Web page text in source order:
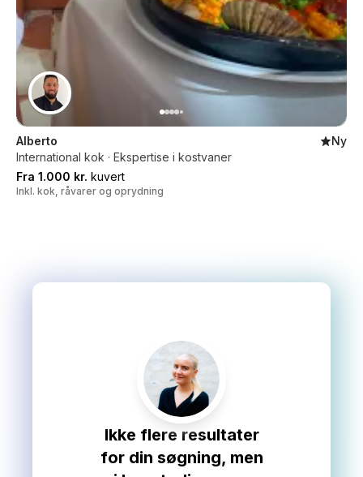
Alberto
Ny
International kok · Ekspertise i kostvaner
Fra 1.000 kr. kuvert
Inkl. kok, råvarer og oprydning
Ikke flere resultater
for din søgning, men